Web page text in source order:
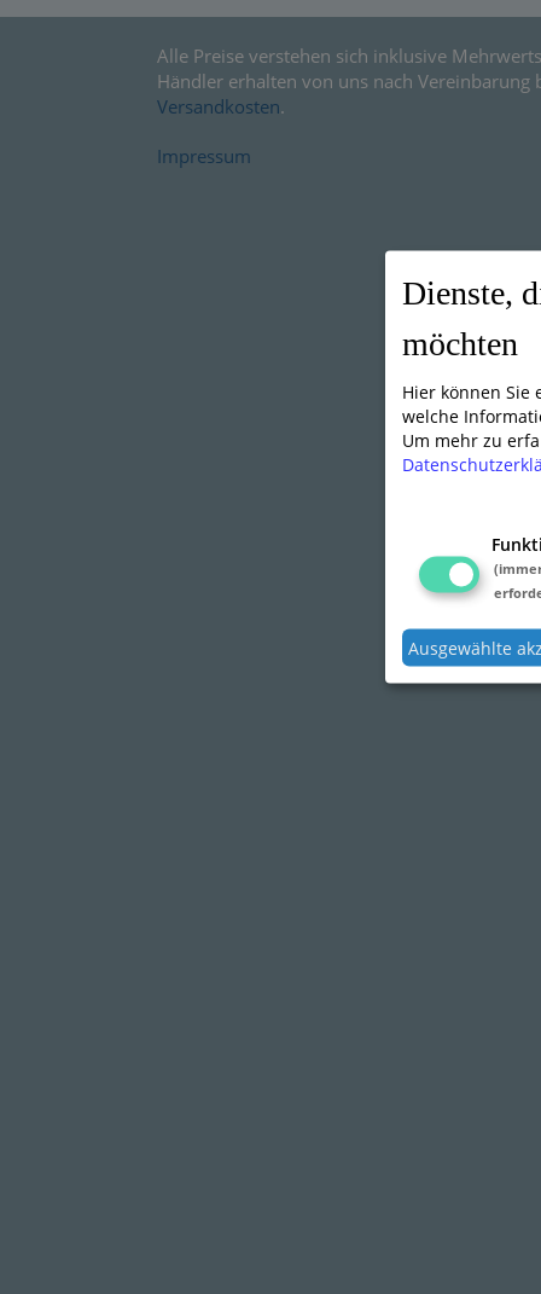
Alle Preise verstehen sich inklusive
Händler erhalten von uns nach
Versandkosten.
Impressum
Dienste,
möchten
Hier können Sie
welche
Um mehr zu
Ausgewählte